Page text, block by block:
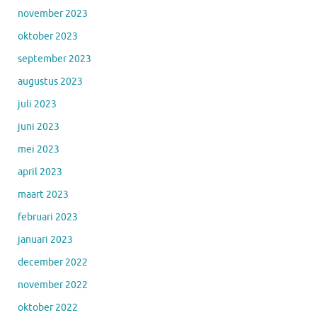
november 2023
oktober 2023
september 2023
augustus 2023
juli 2023
juni 2023
mei 2023
april 2023
maart 2023
februari 2023
januari 2023
december 2022
november 2022
oktober 2022